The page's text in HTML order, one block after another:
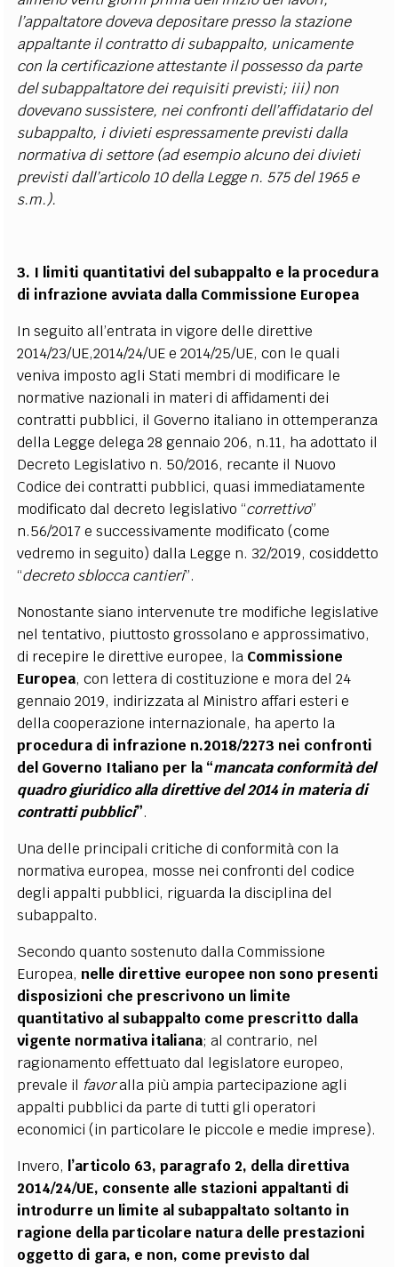
l’appaltatore doveva depositare presso la stazione
appaltante il contratto di subappalto, unicamente
con la certificazione attestante il possesso da parte
del subappaltatore dei requisiti previsti; iii) non
dovevano sussistere, nei confronti dell’affidatario del
subappalto, i divieti espressamente previsti dalla
normativa di settore (ad esempio alcuno dei divieti
previsti dall’articolo 10 della Legge n. 575 del 1965 e
s.m.).
3. I limiti quantitativi del subappalto e la procedura
di infrazione avviata dalla Commissione Europea
In seguito all’entrata in vigore delle direttive
2014/23/UE,2014/24/UE e 2014/25/UE, con le quali
veniva imposto agli Stati membri di modificare le
normative nazionali in materi di affidamenti dei
contratti pubblici, il Governo italiano in ottemperanza
della Legge delega 28 gennaio 206, n.11, ha adottato il
Decreto Legislativo n. 50/2016, recante il Nuovo
Codice dei contratti pubblici, quasi immediatamente
modificato dal decreto legislativo “correttivo”
n.56/2017 e successivamente modificato (come
vedremo in seguito) dalla Legge n. 32/2019, cosiddetto
“decreto sblocca cantieri”.
Nonostante siano intervenute tre modifiche legislative
nel tentativo, piuttosto grossolano e approssimativo,
di recepire le direttive europee, la Commissione
Europea, con lettera di costituzione e mora del 24
gennaio 2019, indirizzata al Ministro affari esteri e
della cooperazione internazionale, ha aperto la
procedura di infrazione n.2018/2273 nei confronti
del Governo Italiano per la “mancata conformità del
quadro giuridico alla direttive del 2014 in materia di
contratti pubblici”.
Una delle principali critiche di conformità con la
normativa europea, mosse nei confronti del codice
degli appalti pubblici, riguarda la disciplina del
subappalto.
Secondo quanto sostenuto dalla Commissione
Europea, nelle direttive europee non sono presenti
disposizioni che prescrivono un limite
quantitativo al subappalto come prescritto dalla
vigente normativa italiana; al contrario, nel
ragionamento effettuato dal legislatore europeo,
prevale il favoralla più ampia partecipazione agli
appalti pubblici da parte di tutti gli operatori
economici (in particolare le piccole e medie imprese).
Invero, l’articolo 63, paragrafo 2, della direttiva
2014/24/UE, consente alle stazioni appaltanti di
introdurre un limite al subappaltato soltanto in
ragione della particolare natura delle prestazioni
oggetto di gara, e non, come previsto dal